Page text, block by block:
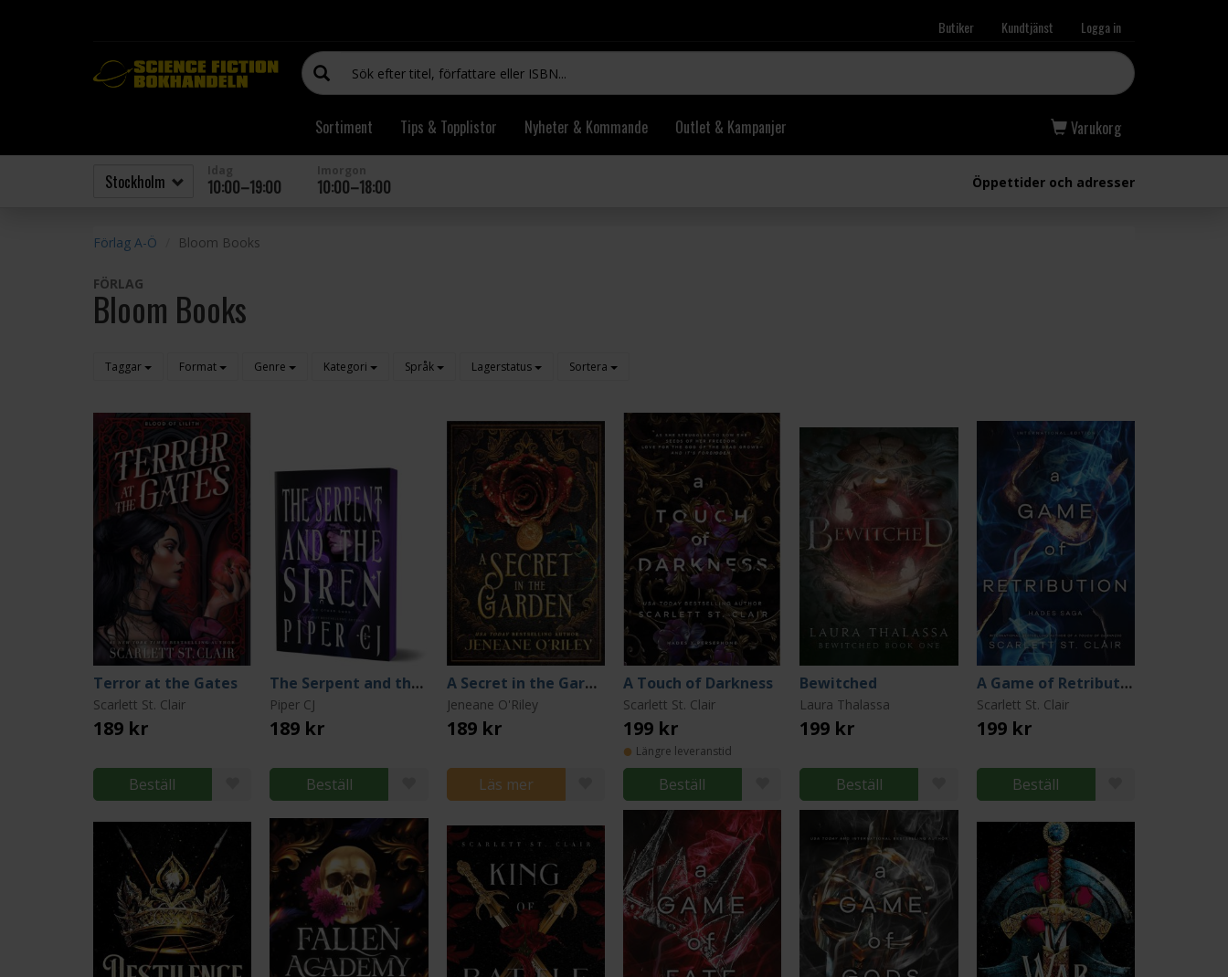
Butiker Kundtjänst Logga in
Sortiment Tips & Topplistor Nyheter & Kommande Outlet & Kampanjer Varukorg
10:00–19:00 10:00–18:00 Öppettider och adresser
Förlag A-Ö Bloom Books
FÖRLAG
Bloom Books
Taggar Format Genre Kategori Språk Lagerstatus Sortera
Terror at the Gates
Scarlett St. Clair
189 kr
Beställ
The Serpent and the Siren
Piper CJ
189 kr
Beställ
A Secret in the Garden
Jeneane O'Riley
189 kr
Läs mer
A Touch of Darkness
Scarlett St. Clair
199 kr
Längre leveranstid
Beställ
Bewitched
Laura Thalassa
199 kr
Beställ
A Game of Retribution
Scarlett St. Clair
199 kr
Beställ